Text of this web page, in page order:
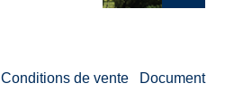
Conditions de vente Document